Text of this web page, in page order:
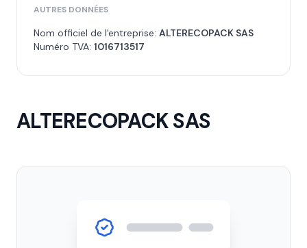
AUTRES DONNÉES
Nom officiel de l'entreprise: ALTERECOPACK SAS
Numéro TVA: 1016713517
ALTERECOPACK SAS